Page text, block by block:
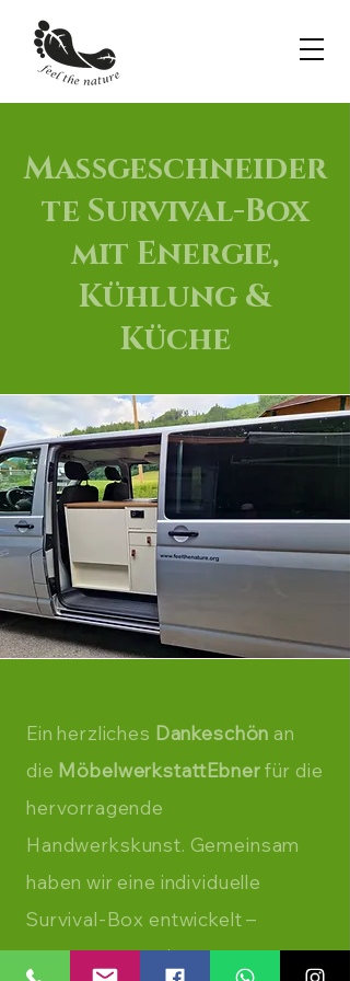
Maßgeschneider
te Survival-Box
mit Energie,
Kühlung &
Küche
Ein herzliches Dankeschön an
die MöbelwerkstattEbnerfür die
hervorragende
Handwerkskunst. Gemeinsam
haben wir eine individuelle
Survival-Box entwickelt –
ausgestattet mit